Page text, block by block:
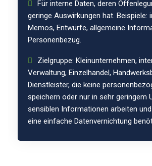
Für interne Daten, deren
geringe Auswirkungen hat. Beispiele:
Memos, Entwürfe, allgemeine
Personenbezug.
Zielgruppe: Kleinunternehmen,
Verwaltung, Einzelhandel,
Dienstleister, die keine
speichern oder nur in sehr geringem
sensiblen Informationen arbeiten
eine einfache Datenvernichtung